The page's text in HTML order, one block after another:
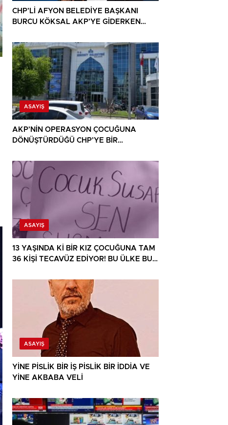
CHP’Lİ AFYON BELEDİYE BAŞKANI
BURCU KÖKSAL AKP’YE GİDERKEN
ASAYIŞ
AKP’NİN OPERASYON ÇOCUĞUNA
DÖNÜŞTÜRDÜĞÜ CHP’YE BİR
ASAYIŞ
13 YAŞINDA Kİ BİR KIZ ÇOCUĞUNA TAM
36 KİŞİ TECAVÜZ EDİYOR! BU ÜLKE BU
SAVRULDU!
ASAYIŞ
YİNE PİSLİK BİR İŞ PİSLİK BİR İDDİA VE
YİNE AKBABA VELİ